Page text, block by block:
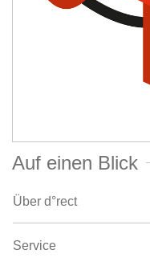
Auf einen Blick
Über d°rect
Service